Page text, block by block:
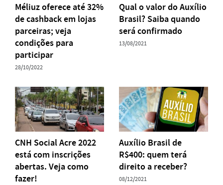
Méliuz oferece até 32%
de cashback em lojas
parceiras; veja
condições para
participar
28/10/2022
Qual o valor do Auxílio
Brasil? Saiba quando
será confirmado
13/08/2021
CNH Social Acre 2022
está com inscrições
abertas. Veja como
fazer!
Auxílio Brasil de
R$400: quem terá
direito a receber?
08/12/2021